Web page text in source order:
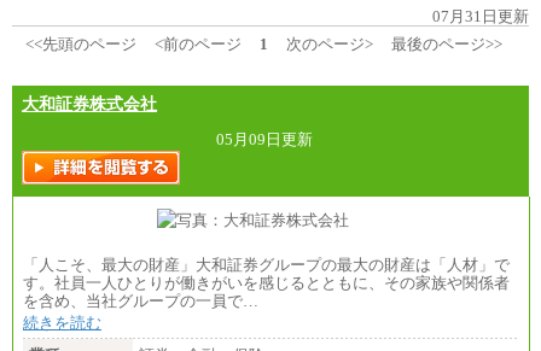
07月31日更新
<<先頭のページ
<前のページ 1 次のページ> 最後のページ>>
大和証券株式会社
05月09日更新
「人こそ、最大の財産」大和証券グループの最大の財産は「人材」で
す。社員一人ひとりが働きがいを感じるとともに、その家族や関係者
を含め、当社グループの一員で…
続きを読む